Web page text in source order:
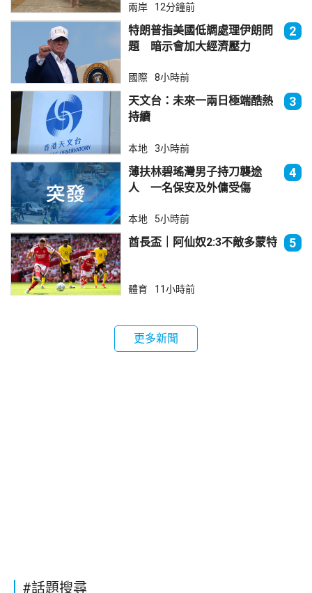
兩岸 12分鐘前
特朗普指美國低調處理伊朗問
題 暗示會加大經濟壓力
2
國際 8小時前
天文台：未來一兩日極端酷熱
持續
3
本地 3小時前
薄扶林碧瑤灣男子持刀襲途
人 一名保安及外傭受傷
4
本地 5小時前
酋長盃｜阿仙奴2:3不敵多蒙特 5
體育 11小時前
更多新聞
#話題搜尋